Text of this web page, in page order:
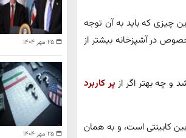
چیزی که باید به آن توجه
در آشپزخانه بیشتر از
و چه بهتر اگر از پر کاربرد
کابینتی است، و به همان
۲۵ مهر ۱۴۰۴
۲۵ مهر ۱۴۰۴